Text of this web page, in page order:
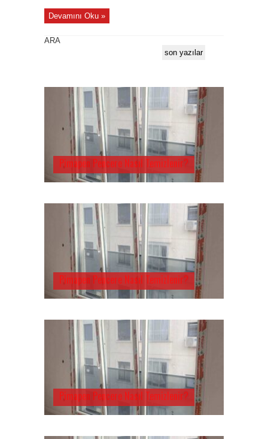
Devamını Oku »
ARA
son yazılar
Pimapen Pencere Nasıl Temizlenir?
Pimapen Pencere Nasıl Temizlenir?
Pimapen Pencere Nasıl Temizlenir?